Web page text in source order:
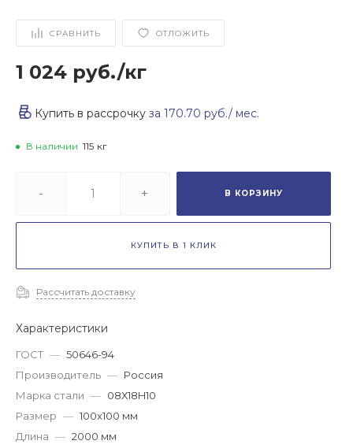
СРАВНИТЬ ОТЛОЖИТЬ
1 024 руб./кг
Купить в рассрочку за 170.70 руб./ мес.
В наличии 115 кг
- + В КОРЗИНУ
КУПИТЬ В 1 КЛИК
Рассчитать доставку
Характеристики
ГОСТ — 50646-94
Производитель — Россия
Марка стали — 08Х18H10
Размер — 100x100 мм
Длина — 2000 мм